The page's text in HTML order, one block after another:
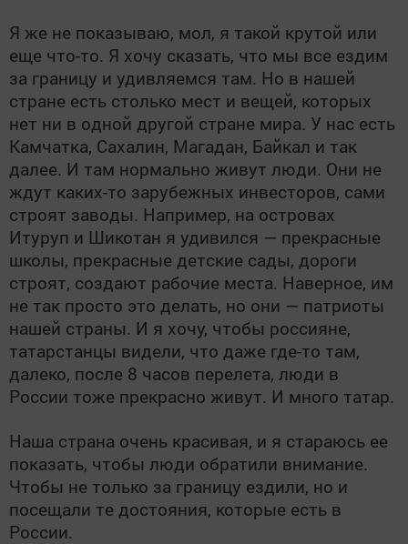
Я же не показываю, мол, я такой крутой или
еще что-то. Я хочу сказать, что мы все ездим
за границу и удивляемся там. Но в нашей
стране есть столько мест и вещей, которых
нет ни в одной другой стране мира. У нас есть
Камчатка, Сахалин, Магадан, Байкал и так
далее. И там нормально живут люди. Они не
ждут каких-то зарубежных инвесторов, сами
строят заводы. Например, на островах
Итуруп и Шикотан я удивился — прекрасные
школы, прекрасные детские сады, дороги
строят, создают рабочие места. Наверное, им
не так просто это делать, но они — патриоты
нашей страны. И я хочу, чтобы россияне,
татарстанцы видели, что даже где-то там,
далеко, после 8 часов перелета, люди в
России тоже прекрасно живут. И много татар.
Наша страна очень красивая, и я стараюсь ее
показать, чтобы люди обратили внимание.
Чтобы не только за границу ездили, но и
посещали те достояния, которые есть в
России.